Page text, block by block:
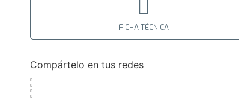
FICHA TÉCNICA
Compártelo en tus redes